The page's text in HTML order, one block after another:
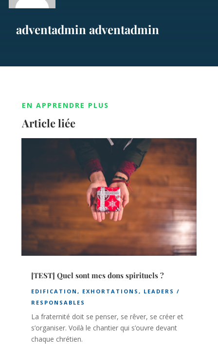
adventadmin adventadmin
EN APPRENDRE PLUS
Article liée
[TEST] Quel sont mes dons spirituels ?
EDIFICATION , EXHORTATIONS , LEADERS /
RESPONSABLES
La fraternité doit se penser, se rêver, se créer et
s’organiser. Voilà le chantier qui s’ouvre devant
chaque chrétien.